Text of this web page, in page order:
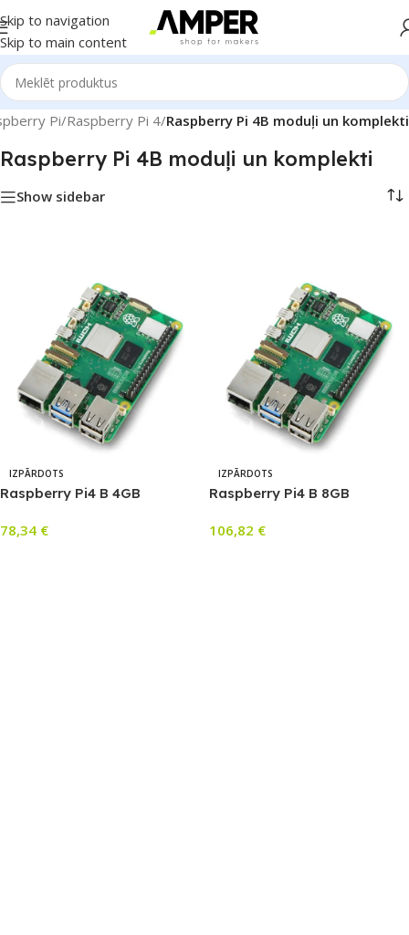
Skip to navigation
Skip to main content
Pi/Raspberry Pi 4/Raspberry Pi 4B moduļi un komplekti
Raspberry Pi 4B moduļi un komplekti
Show sidebar
IZPĀRDOTS
Raspberry Pi4 B 4GB
78,34 €
IZPĀRDOTS
Raspberry Pi4 B 8GB
106,82 €